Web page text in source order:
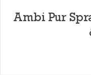
Ambi Pur